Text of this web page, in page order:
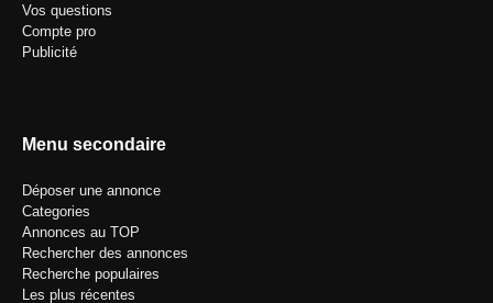
Vos questions
Compte pro
Publicité
Menu secondaire
Déposer une annonce
Categories
Annonces au TOP
Rechercher des annonces
Recherche populaires
Les plus récentes